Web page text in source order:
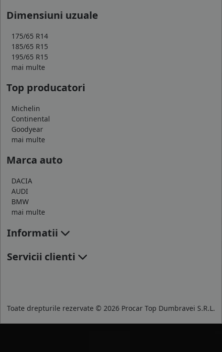
Dimensiuni uzuale
175/65 R14
185/65 R15
195/65 R15
mai multe
Top producatori
Michelin
Continental
Goodyear
mai multe
Marca auto
DACIA
AUDI
BMW
mai multe
Informatii
Servicii clienti
Toate drepturile rezervate © 2026 Procar Top Dumbravei S.R.L.